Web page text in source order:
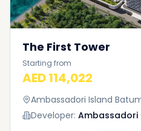
The First Tower
Starting from
AED 114,022
Ambassadori Island
Developer: Ambassadori